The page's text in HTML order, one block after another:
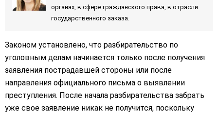
органах, в сфере гражданского права, в отрасли
государственного заказа.
Законом установлено, что разбирательство по
уголовным делам начинается только после получения
заявления пострадавшей стороны или после
направления официального письма о выявлении
преступления. После начала разбирательства забрать
уже свое заявление никак не получится, поскольку